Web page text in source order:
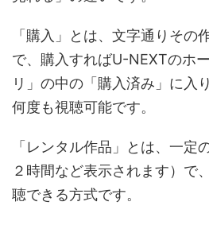
「購入」とは、文字通りその
で、購入すればU-NEXTのホ
リ」の中の「購入済み」に入
何度も視聴可能です。
「レンタル作品」とは、一定
２時間など表示されます）で
聴できる方式です。